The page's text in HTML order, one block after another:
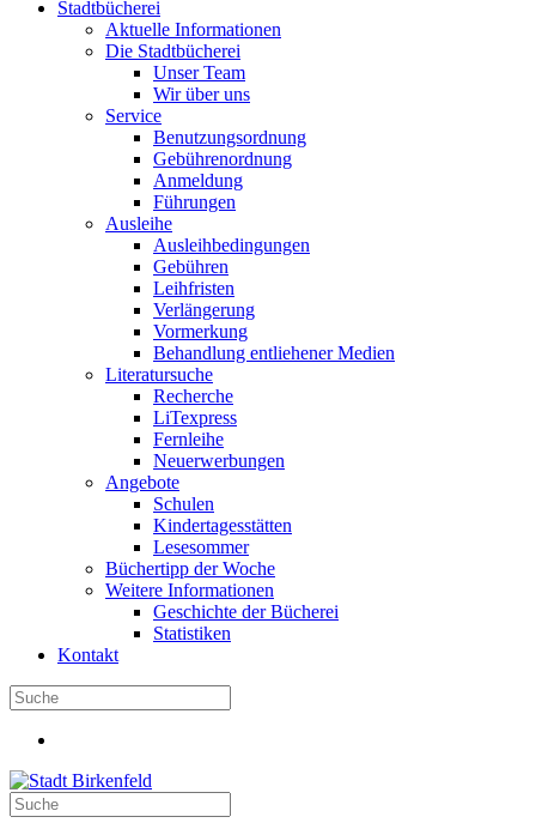
Stadtbücherei
Aktuelle Informationen
Die Stadtbücherei
Unser Team
Wir über uns
Service
Benutzungsordnung
Gebührenordnung
Anmeldung
Führungen
Ausleihe
Ausleihbedingungen
Gebühren
Leihfristen
Verlängerung
Vormerkung
Behandlung entliehener Medien
Literatursuche
Recherche
LiTexpress
Fernleihe
Neuerwerbungen
Angebote
Schulen
Kindertagesstätten
Lesesommer
Büchertipp der Woche
Weitere Informationen
Geschichte der Bücherei
Statistiken
Kontakt